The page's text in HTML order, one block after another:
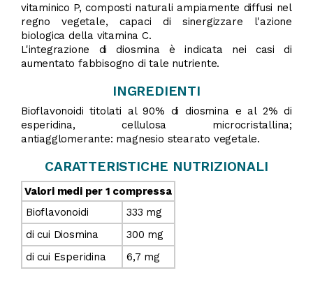
vitaminico P, composti naturali ampiamente diffusi nel
regno vegetale, capaci di sinergizzare l'azione
biologica della vitamina C.
L'integrazione di diosmina è indicata nei casi di
aumentato fabbisogno di tale nutriente.
INGREDIENTI
Bioflavonoidi titolati al 90% di diosmina e al 2% di
esperidina, cellulosa microcristallina;
antiagglomerante: magnesio stearato vegetale.
CARATTERISTICHE NUTRIZIONALI
Valori medi per 1 compressa
Bioflavonoidi
333 mg
di cui Diosmina
300 mg
di cui Esperidina
6,7 mg